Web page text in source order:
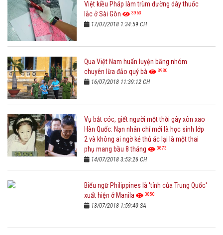
Việt kiều Pháp làm trùm đường dây thuốc
lắc ở Sài Gòn
3963
17/07/2018 1:34:59 CH
Qua Việt Nam huấn luyện băng nhóm
chuyên lừa đảo quý bà
3930
16/07/2018 11:39:12 CH
Vụ bắt cóc, giết người một thời gây xôn xao
Hàn Quốc: Nạn nhân chỉ mới là học sinh lớp
2 và không ai ngờ kẻ thủ ác lại là một thai
phụ mang bầu 8 tháng
3873
14/07/2018 3:53:26 CH
Biểu ngữ Philippines là 'tỉnh của Trung Quốc'
xuất hiện ở Manila
3850
13/07/2018 1:59:40 SA